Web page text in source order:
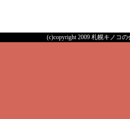
(c)copyright 2009 札幌キノコ